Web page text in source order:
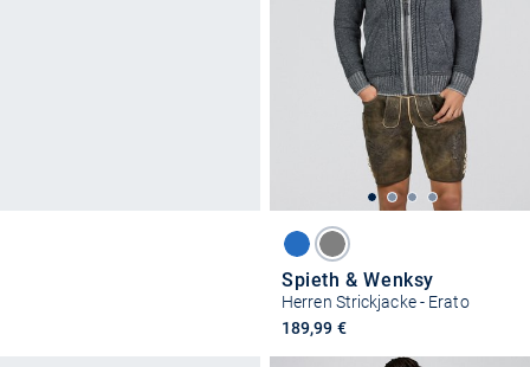
Spieth & Wenksy
Herren Strickjacke - Erato
189,99 €